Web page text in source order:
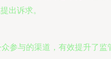
出诉求。
参与的渠道，有效提升了